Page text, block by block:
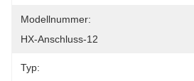
Modellnummer:
HX-Anschluss-12
Typ: